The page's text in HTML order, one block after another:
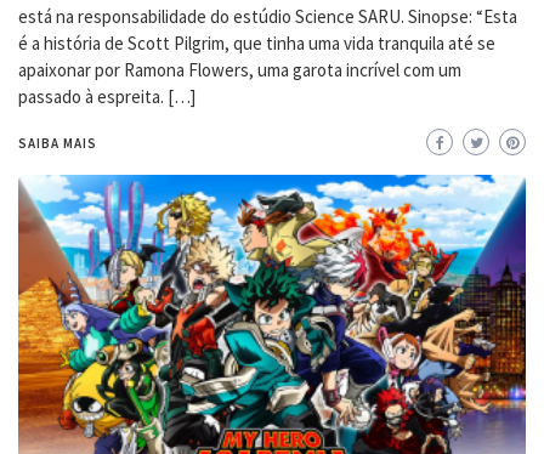
está na responsabilidade do estúdio Science SARU. Sinopse: “Esta
é a história de Scott Pilgrim, que tinha uma vida tranquila até se
apaixonar por Ramona Flowers, uma garota incrível com um
passado à espreita. […]
SAIBA MAIS